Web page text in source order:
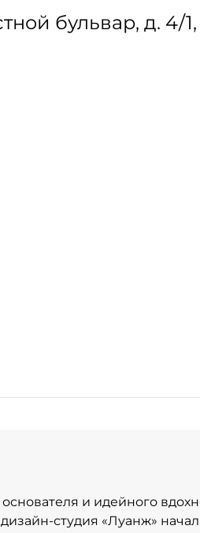
бульвар, д. 4/
и идейного
студия «Луанж»